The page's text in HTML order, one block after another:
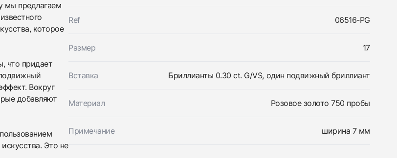
мы предлагаем
которое
что придает
Вокруг
добавляют
Это не
Ref 06516-PG
Размер 17
Вставка Бриллианты 0.30 ct. G/VS, один подвижный бриллиант
Материал Розовое золото 750 пробы
Примечание ширина 7 мм
эти часы
контактные данные и мы свяжемся с
часов
Messika
Кольцо Move Romane